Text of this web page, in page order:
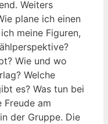
Weiters
plane ich einen
meine Figuren,
Wie und wo
Welche
es? Was tun bei
Freude am
der Gruppe. Die